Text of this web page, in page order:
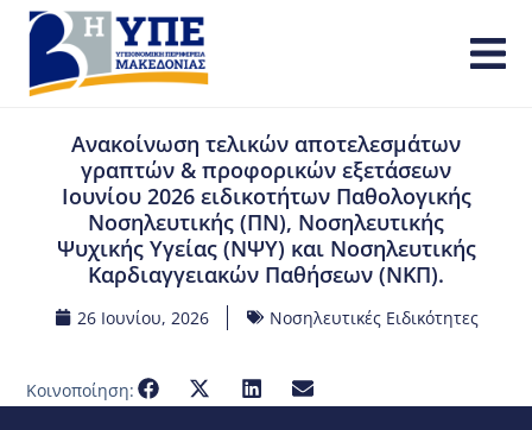
Ανακοίνωση τελικών αποτελεσμάτων
γραπτών & προφορικών εξετάσεων
Ιουνίου 2026 ειδικοτήτων Παθολογικής
Νοσηλευτικής (ΠΝ), Νοσηλευτικής
Ψυχικής Υγείας (ΝΨΥ) και Νοσηλευτικής
Καρδιαγγειακών Παθήσεων (ΝΚΠ).
26 Ιουνίου, 2026 Νοσηλευτικές Ειδικότητες
Κοινοποίηση: